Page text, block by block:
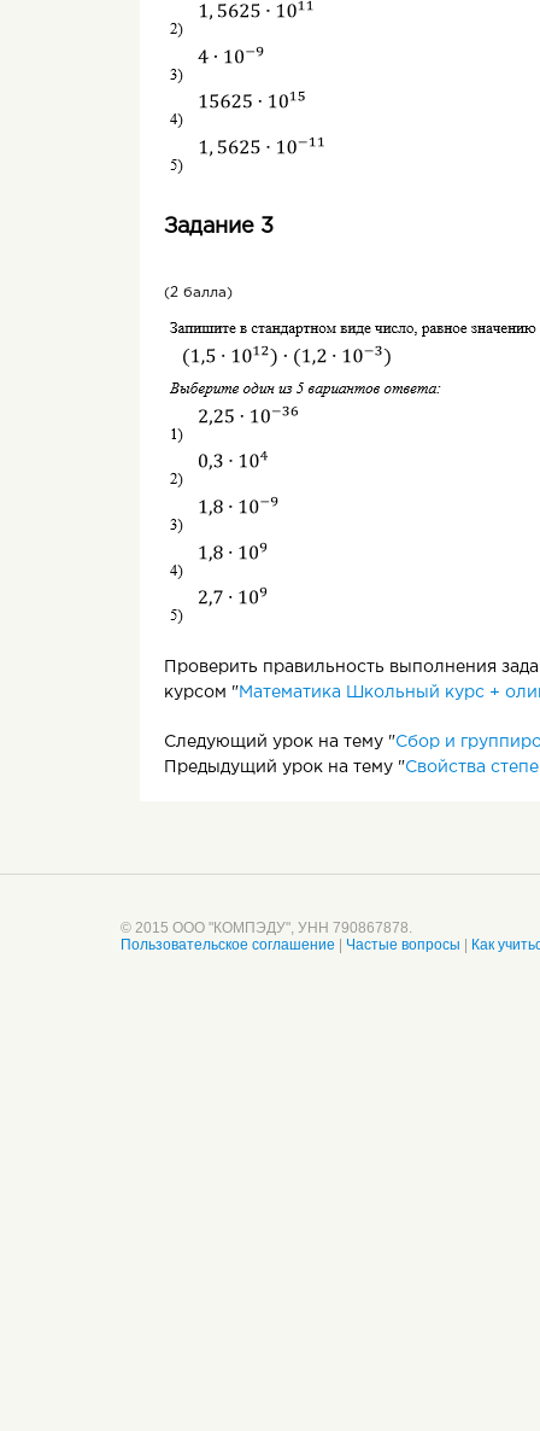
Задание 3
(2 балла)
Проверить правильность выполнения
курсом " Математика Школьный курс +
Следующий урок на тему "Сбор и
Предыдущий урок на тему "Свойства
© 2015 ООО "КОМПЭДУ", УНН 790867878.
Пользовательское соглашение
Частые вопросы Как